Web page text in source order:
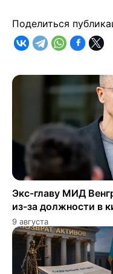
Поделиться
Экс-главу МИД
из-за должности в
9 августа